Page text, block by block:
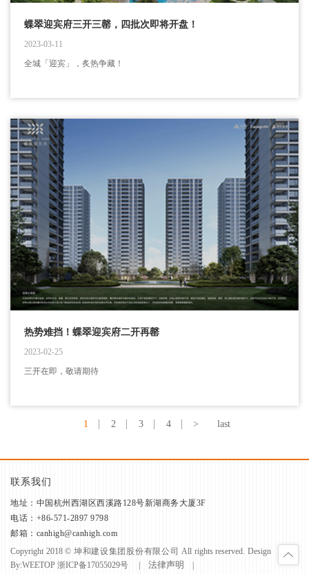
蝶翠迎宾府三开三罄，四批次即将开盘！
2023-03-11
全城「迎宾」，炙热争藏！
热势难挡！蝶翠迎宾府二开再罄
2023-02-25
三开在即，敬请期待
1 2 3 4 > last
联系我们
地址：中国杭州西湖区西溪路128号新湖商务大厦3F
电话：+86-571-2897 9798
邮箱：canhigh@canhigh.com
Copyright 2018 © 坤和建设集团股份有限公司 All rights reserved. Design
By:WEETOP 浙ICP备17055029号 法律声明